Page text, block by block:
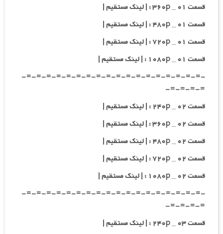
قسمت ۰۱ _ ۳۶۰p : | لینک مستقیم |
قسمت ۰۱ _ ۴۸۰p : | لینک مستقیم |
قسمت ۰۱ _ ۷۲۰p : | لینک مستقیم |
قسمت ۰۱ _ ۱۰۸۰p : | لینک مستقیم |
-=-=-=-=-=-=-=-=-=-=-=-=-=-=-=-=-=-=-
=-=-=-=-
قسمت ۰۲ _ ۲۴۰p : | لینک مستقیم |
قسمت ۰۲ _ ۳۶۰p : | لینک مستقیم |
قسمت ۰۲ _ ۴۸۰p : | لینک مستقیم |
قسمت ۰۲ _ ۷۲۰p : | لینک مستقیم |
قسمت ۰۲ _ ۱۰۸۰p : | لینک مستقیم |
-=-=-=-=-=-=-=-=-=-=-=-=-=-=-=-=-=-=-
=-=-=-=-
قسمت ۰۳ _ ۲۴۰p : | لینک مستقیم |